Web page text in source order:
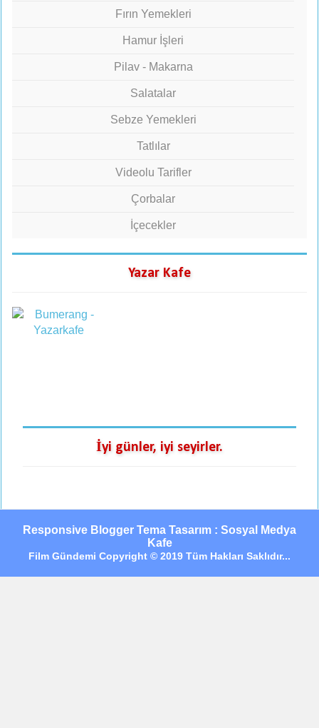
Fırın Yemekleri
Hamur İşleri
Pilav - Makarna
Salatalar
Sebze Yemekleri
Tatlılar
Videolu Tarifler
Çorbalar
İçecekler
Yazar Kafe
İyi günler, iyi seyirler.
Responsive Blogger Tema Tasarım : Sosyal Medya
Kafe
Film Gündemi Copyright © 2019 Tüm Hakları Saklıdır...